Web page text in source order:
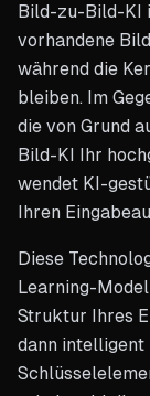
Bild-zu-Bild-KI
vorhandene
während die
bleiben. Im
die von Grund
Bild-KI Ihr
wendet KI-
Ihren
Diese
Learning-
Struktur Ihres
dann intelligent